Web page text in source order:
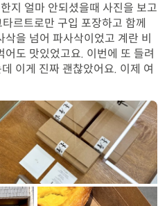
지 얼마 안되셨을때 사진을 보고
르트로만 구입 포장하고 함께
을 넘어 파사삭이었고 계란 비
도 맛있었고요. 이번에 또 들려
이게 진짜 괜찮았어요. 이제 여